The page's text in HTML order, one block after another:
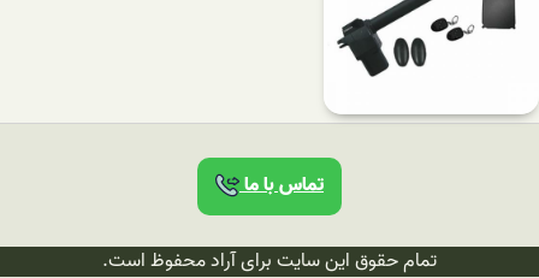
تماس با ما
تمام حقوق این سایت برای آراد محفوظ است.